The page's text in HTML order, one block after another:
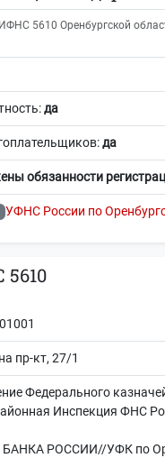
5610 Оренбургской
да
да
обязанности
УФНС России по
пр-кт, 27/1
Федерального
Инспекция ФНС
РОССИИ//УФК по